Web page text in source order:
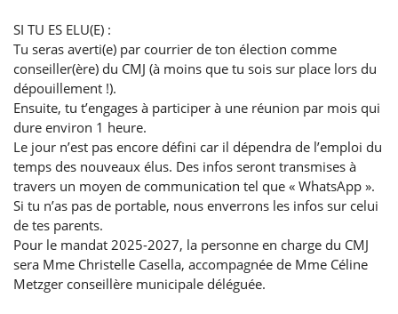
SI TU ES ELU(E) :
Tu seras averti(e) par courrier de ton élection comme
conseiller(ère) du CMJ (à moins que tu sois sur place lors du
dépouillement !).
Ensuite, tu t’engages à participer à une réunion par mois qui
dure environ 1 heure.
Le jour n’est pas encore défini car il dépendra de l’emploi du
temps des nouveaux élus. Des infos seront transmises à
travers un moyen de communication tel que « WhatsApp ».
Si tu n’as pas de portable, nous enverrons les infos sur celui
de tes parents.
Pour le mandat 2025-2027, la personne en charge du CMJ
sera Mme Christelle Casella, accompagnée de Mme Céline
Metzger conseillère municipale déléguée.